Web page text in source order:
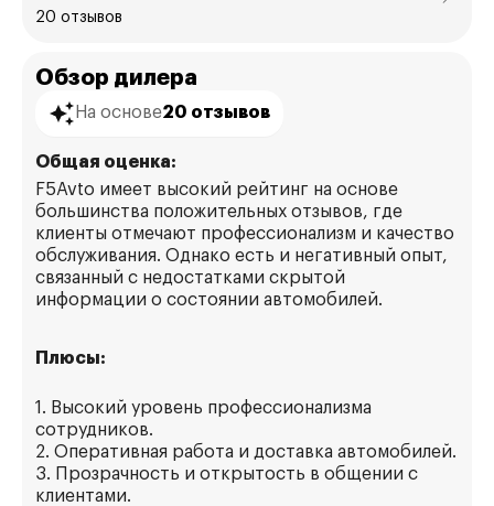
20 отзывов
Обзор дилера
На основе20 отзывов
Общая оценка:
F5Avto имеет высокий рейтинг на основе
большинства положительных отзывов, где
клиенты отмечают профессионализм и качество
обслуживания. Однако есть и негативный опыт,
связанный с недостатками скрытой
информации о состоянии автомобилей.
Плюсы:
1. Высокий уровень профессионализма
сотрудников.
2. Оперативная работа и доставка автомобилей.
3. Прозрачность и открытость в общении с
клиентами.